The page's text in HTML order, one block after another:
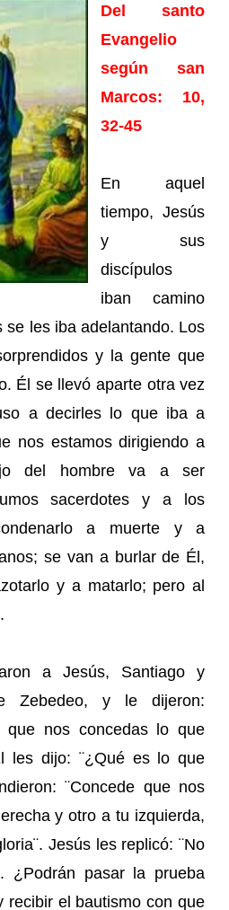
Del santo
Evangelio
según san
Marcos: 10,
32-45
En aquel
tiempo, Jesús
y sus
discípulos
iban camino
se les iba adelantando. Los
y la gente que
Él se llevó aparte otra vez
a decirles lo que iba a
nos estamos dirigiendo a
del hombre va a ser
sacerdotes y a los
a muerte y a
se van a burlar de Él,
y a matarlo; pero al
a Jesús, Santiago y
Zebedeo, y le dijeron:
que nos concedas lo que
les dijo: ¨¿Qué es lo que
¨Concede que nos
y otro a tu izquierda,
Jesús les replicó: ¨No
¿Podrán pasar la prueba
recibir el bautismo con que